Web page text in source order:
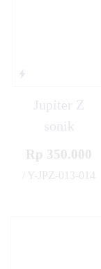
Jupiter Z
sonik
Rp 350.000
/ Y-JPZ-013-014